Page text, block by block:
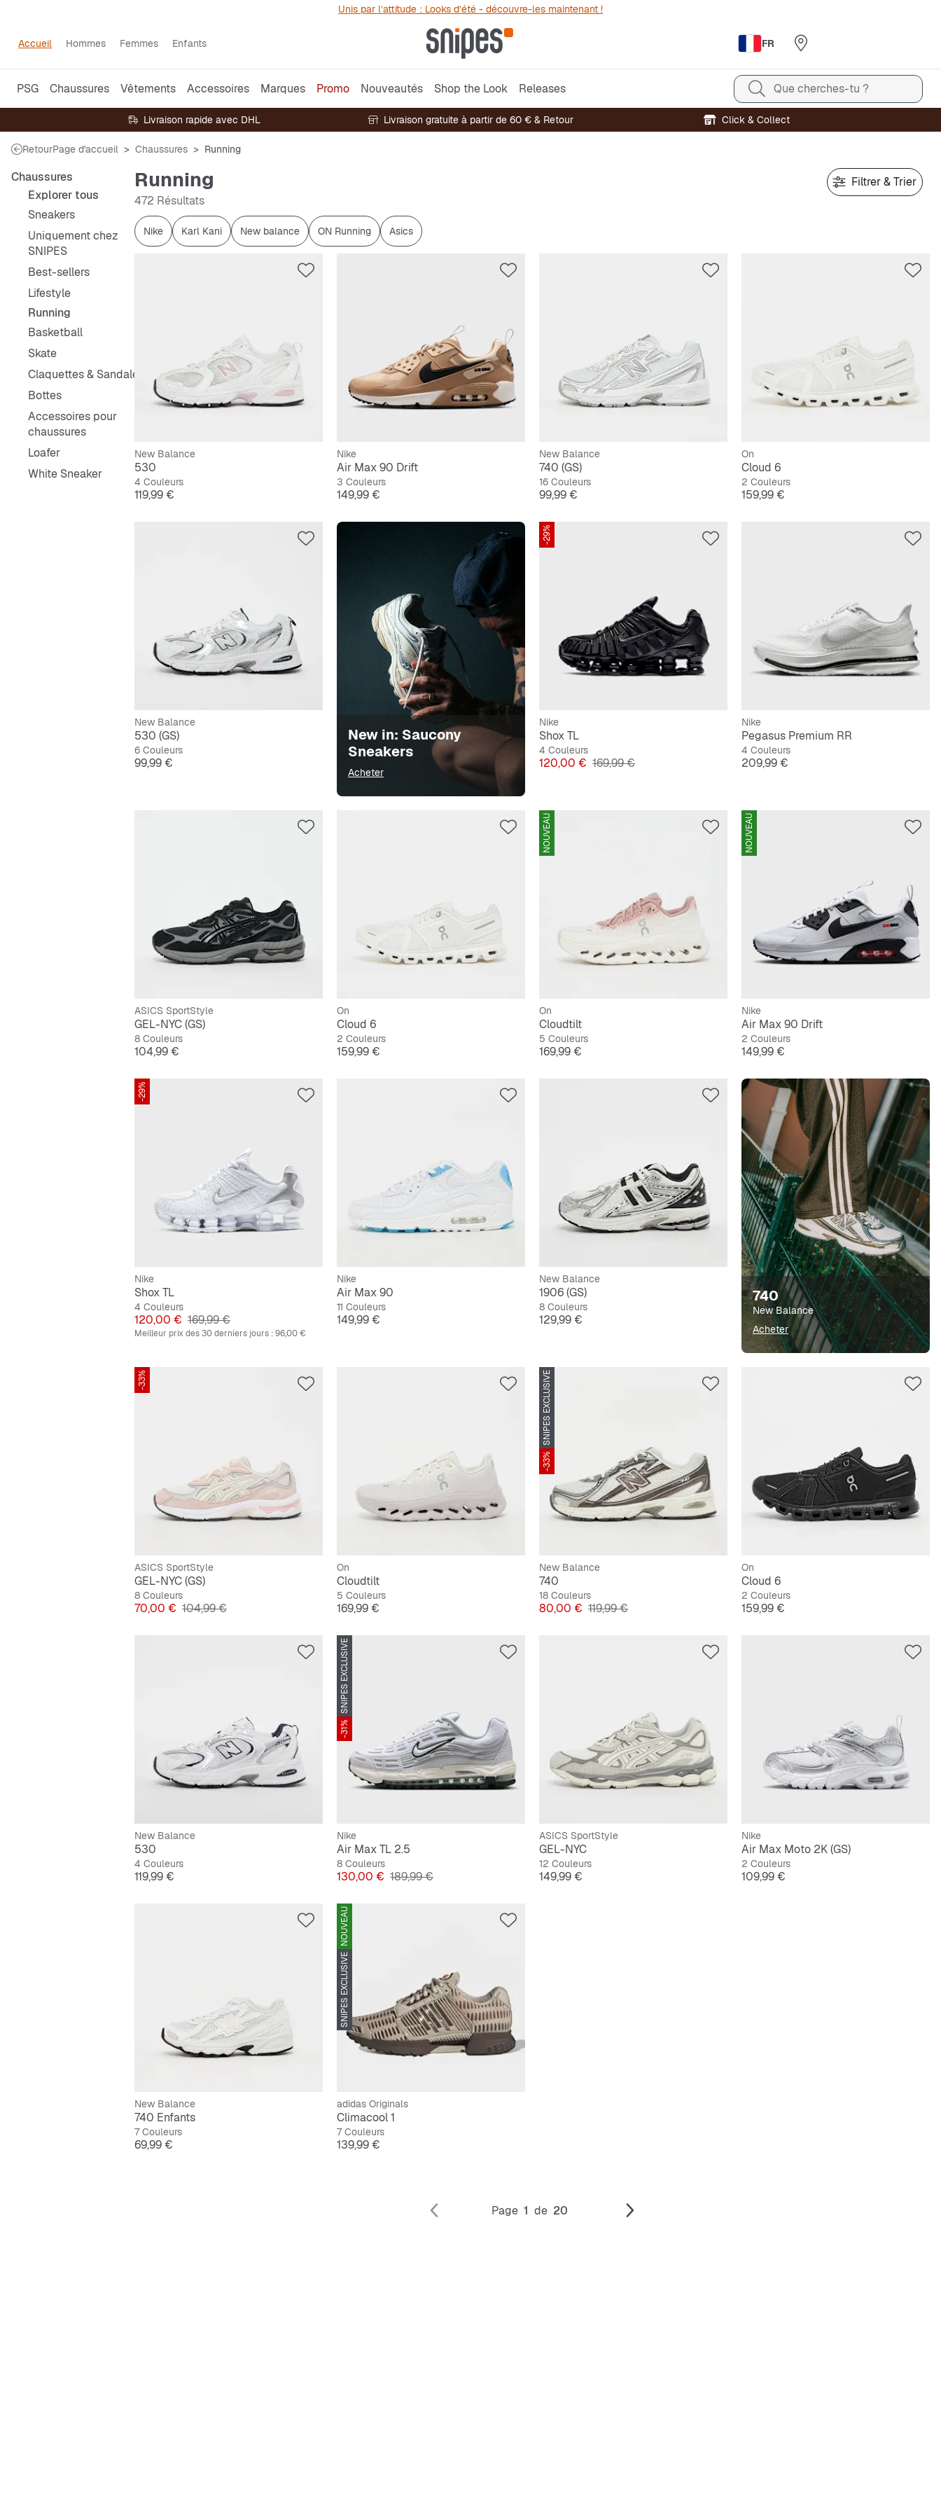
Unis par l’attitude : Looks d’été - découvre-les maintenant !
Accueil Hommes Femmes Enfants FR
PSG Chaussures Vêtements Accessoires Marques Promo Nouveautés Shop the Look Releases Que cherches-tu ?
Livraison rapide avec DHL Livraison gratuite à partir de 60 € & Retour Click & Collect
RetourPage d'accueil Chaussures Running
Chaussures
Explorer tous
Sneakers
Uniquement chez
SNIPES
Best-sellers
Lifestyle
Running
Basketball
Skate
Claquettes & Sandales
Bottes
Accessoires pour
chaussures
Loafer
White Sneaker
Running
472 Résultats
Filtrer & Trier
Nike Karl Kani New balance ON Running Asics
New in: Saucony
Sneakers
Acheter
740
New Balance
Acheter
New Balance
530
4 Couleurs
Prix
119,99 €
Nike
Air Max 90 Drift
3 Couleurs
Prix
149,99 €
New Balance
740 (GS)
16 Couleurs
Prix
99,99 €
On
Cloud 6
2 Couleurs
Prix
159,99 €
New Balance
530 (GS)
6 Couleurs
Prix
99,99 €
-29%
Nike
Shox TL
4 Couleurs
Prix
120,00 € Prix original
169,99 €
Nike
Pegasus Premium RR
4 Couleurs
Prix
209,99 €
ASICS SportStyle
GEL-NYC (GS)
8 Couleurs
Prix
104,99 €
On
Cloud 6
2 Couleurs
Prix
159,99 €
NOUVEAU
On
Cloudtilt
5 Couleurs
Prix
169,99 €
NOUVEAU
Nike
Air Max 90 Drift
2 Couleurs
Prix
149,99 €
-29%
Nike
Shox TL
4 Couleurs
Prix
120,00 € Prix original
169,99 €
Meilleur prix des 30 derniers jours :96,00 €
Nike
Air Max 90
11 Couleurs
Prix
149,99 €
New Balance
1906 (GS)
8 Couleurs
Prix
129,99 €
-33%
ASICS SportStyle
GEL-NYC (GS)
8 Couleurs
Prix
70,00 € Prix original
104,99 €
On
Cloudtilt
5 Couleurs
Prix
169,99 €
SNIPES EXCLUSIVE
-33%
New Balance
740
18 Couleurs
Prix
80,00 € Prix original
119,99 €
On
Cloud 6
2 Couleurs
Prix
159,99 €
New Balance
530
4 Couleurs
Prix
119,99 €
SNIPES EXCLUSIVE
-31%
Nike
Air Max TL 2.5
8 Couleurs
Prix
130,00 € Prix original
189,99 €
ASICS SportStyle
GEL-NYC
12 Couleurs
Prix
149,99 €
Nike
Air Max Moto 2K (GS)
2 Couleurs
Prix
109,99 €
New Balance
740 Enfants
7 Couleurs
Prix
69,99 €
NOUVEAU
SNIPES EXCLUSIVE
adidas Originals
Climacool 1
7 Couleurs
Prix
139,99 €
Page 1 de 20